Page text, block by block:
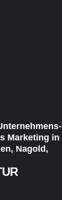
Marketing in
Nagold,